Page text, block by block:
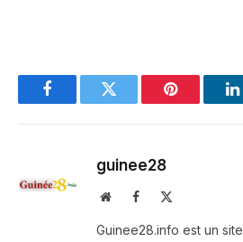
FacebookTwitter Pinterest
guinee28
WebsiteFacebook
Guinee28.info est un